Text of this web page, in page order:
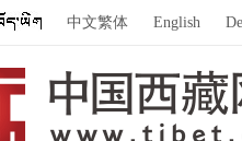
中文繁体 English